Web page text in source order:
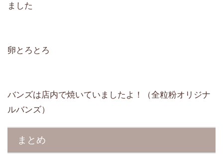
ました
卵とろとろ
バンズは店内で焼いていましたよ！（全粒粉オリジナ
ルバンズ）
まとめ